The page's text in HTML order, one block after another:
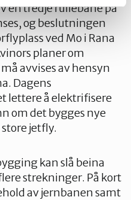
en tredje rullebane på
og beslutningen
ved Mo i Rana
planer om
avvises av hensyn
Dagens
lettere å elektrifisere
om det bygges nye
jetfly.
kan slå beina
strekninger. På kort
av jernbanen samt